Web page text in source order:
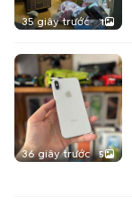
35 giây trước 1
36 giây trước 5